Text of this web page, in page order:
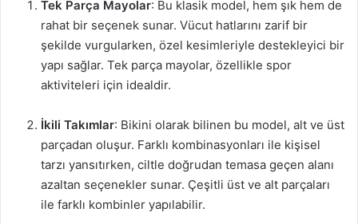
Tek Parça Mayolar: Bu klasik model, hem şık hem de
rahat bir seçenek sunar. Vücut hatlarını zarif bir
şekilde vurgularken, özel kesimleriyle destekleyici bir
yapı sağlar. Tek parça mayolar, özellikle spor
aktiviteleri için idealdir.
İkili Takımlar: Bikini olarak bilinen bu model, alt ve üst
parçadan oluşur. Farklı kombinasyonları ile kişisel
tarzı yansıtırken, ciltle doğrudan temasa geçen alanı
azaltan seçenekler sunar. Çeşitli üst ve alt parçaları
ile farklı kombinler yapılabilir.